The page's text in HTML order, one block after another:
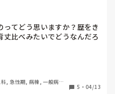
てどう思いますか？歴をき
比べみたいでどうなんだろ
スメントにもなり得るか
見て判断して指導していく
、みなさんは既卒入職の方に
, 急性期, 病棟, 一般病院,
5 ・ 04/13